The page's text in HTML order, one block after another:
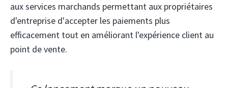
aux services marchands permettant aux propriétaires
d'entreprise d'accepter les paiements plus
efficacement tout en améliorant l'expérience client au
point de vente.